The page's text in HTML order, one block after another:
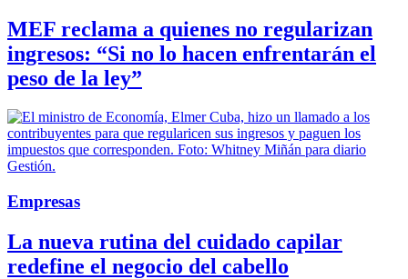
MEF reclama a quienes no regularizan
ingresos: “Si no lo hacen enfrentarán el
peso de la ley”
Empresas
La nueva rutina del cuidado capilar
redefine el negocio del cabello